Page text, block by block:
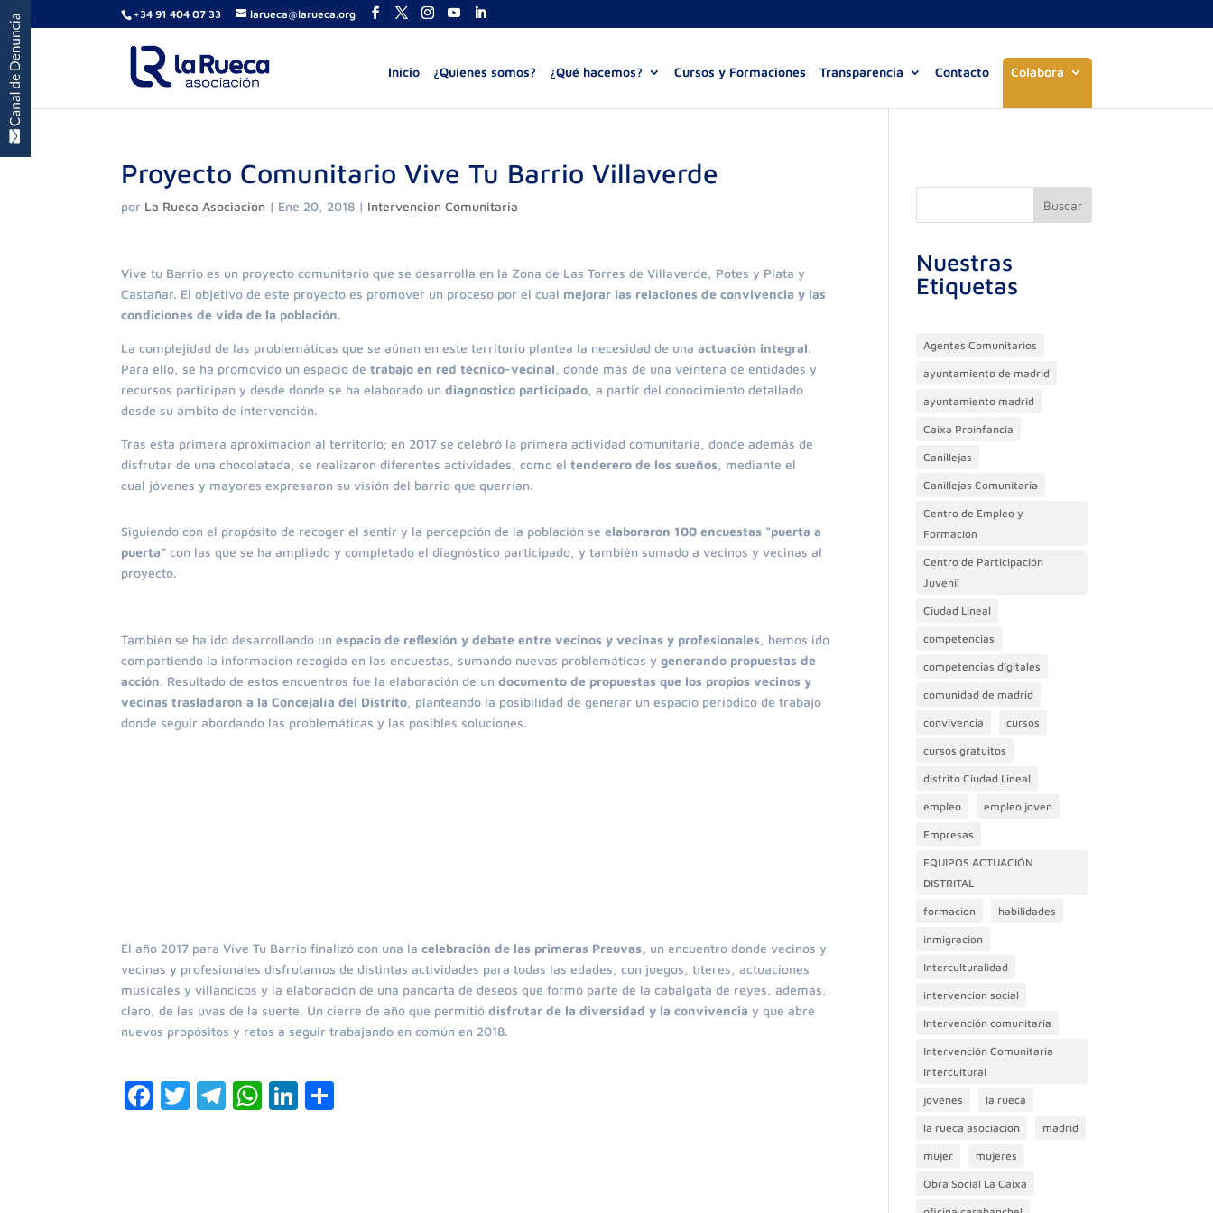
+34 91 404 07 33 larueca@larueca.org
Inicio ¿Quienes somos? ¿Qué hacemos? Cursos y Formaciones Transparencia Contacto Colabora
Proyecto Comunitario Vive Tu Barrio Villaverde
por La Rueca Asociación | Ene 20, 2018 | Intervención Comunitaria
Vive tu Barrio es un proyecto comunitario que se desarrolla en la Zona de Las Torres de Villaverde, Potes y Plata y
Castañar. El objetivo de este proyecto es promover un proceso por el cual mejorar las relaciones de convivencia y las
condiciones de vida de la población.
La complejidad de las problemáticas que se aúnan en este territorio plantea la necesidad de una actuación integral.
Para ello, se ha promovido un espacio detrabajo en red técnico-vecinal , donde más de una veintena de entidades y
recursos participan y desde donde se ha elaborado un diagnostico participado , a partir del conocimiento detallado
desde su ámbito de intervención.
Tras esta primera aproximación al territorio; en 2017 se celebró la primera actividad comunitaria, donde además de
disfrutar de una chocolatada, se realizaron diferentes actividades, como eltenderero de los sueños , mediante el
cual jóvenes y mayores expresaron su visión del barrio que querrían.
Siguiendo con el propósito de recoger el sentir y la percepción de la población seelaboraron 100 encuestas “puerta a
puerta” con las que se ha ampliado y completado el diagnóstico participado, y también sumado a vecinos y vecinas al
proyecto.
También se ha ido desarrollando un espacio de reflexión y debate entre vecinos y vecinas y profesionales , hemos ido
compartiendo la información recogida en las encuestas, sumando nuevas problemáticas ygenerando propuestas de
acción. Resultado de estos encuentros fue la elaboración de un documento de propuestas que los propios vecinos y
vecinas trasladaron a la Concejalía del Distrito , planteando la posibilidad de generar un espacio periódico de trabajo
donde seguir abordando las problemáticas y las posibles soluciones.
El año 2017 para Vive Tu Barrio finalizó con una la celebración de las primeras Preuvas,
un encuentro donde vecinos y
vecinas y profesionales disfrutamos de distintas actividades para todas las edades, con juegos, títeres, actuaciones
musicales y villancicos y la elaboración de una pancarta de deseos que formó parte de la cabalgata de reyes, además,
claro, de las uvas de la suerte. Un cierre de año que permitiódisfrutar de la diversidad y la convivencia y que abre
nuevos propósitos y retos a seguir trabajando en común en 2018.
F
T
T
W Li
Buscar
Nuestras
Etiquetas
Agentes Comunitarios
ayuntamiento de madrid
ayuntamiento madrid
Caixa Proinfancia
Canillejas
Canillejas Comunitaria
Centro de Empleo y
Formación
Centro de Participación
Juvenil
Ciudad Lineal
competencias
competencias digitales
comunidad de madrid
convivencia cursos
cursos gratuitos
distrito Ciudad Lineal
empleo empleo joven
Empresas
EQUIPOS ACTUACIÓN
DISTRITAL
formacion habilidades
inmigracion
Interculturalidad
intervencion social
Intervención comunitaria
Intervención Comunitaria
Intercultural
jovenes la rueca
la rueca asociacion madrid
mujer mujeres
Obra Social La Caixa